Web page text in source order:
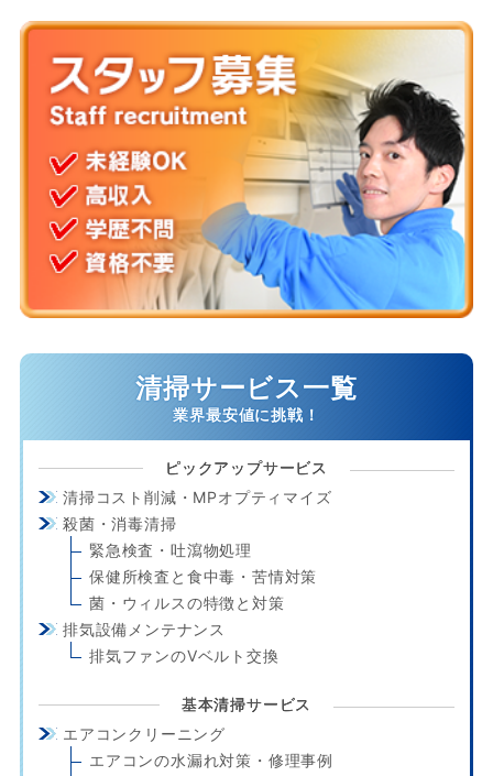
清掃サービス一覧
ピックアップサービス
清掃コスト削減・MPオプティマイズ
殺菌・消毒清掃
緊急検査・吐瀉物処理
保健所検査と食中毒・苦情対策
菌・ウィルスの特徴と対策
排気設備メンテナンス
排気ファンのVベルト交換
基本清掃サービス
エアコンクリーニング
エアコンの水漏れ対策・修理事例